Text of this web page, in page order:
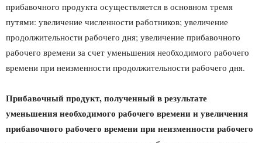
прибавочного продукта осуществляется в основном тремя
путями: увеличение численности работников; увеличение
продолжительности рабочего дня; увеличение прибавочного
рабочего времени за счет уменьшения необходимого рабочего
времени при неизменности продолжительности рабочего дня.
Прибавочный продукт, полученный в результате
уменьшения необходимого рабочего времени и увеличения
прибавочного рабочего времени при неизменности рабочего